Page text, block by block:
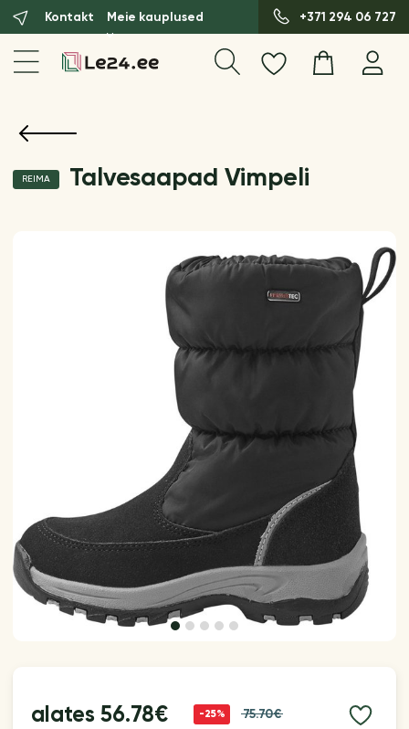
Kontakt Meie kauplused +371 294 06 727
REIMA Talvesaapad Vimpeli
alates56.78€ -25% 75.70€